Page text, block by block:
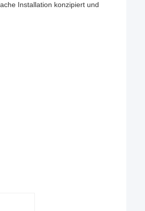
Installation konzipiert und